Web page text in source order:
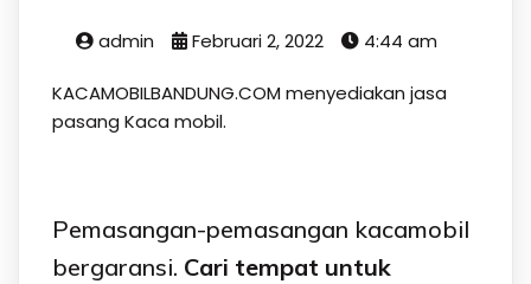
admin Februari 2, 2022 4:44 am
KACAMOBILBANDUNG.COM menyediakan jasa
pasang Kaca mobil.
Pemasangan-pemasangan kacamobil
bergaransi. Cari tempat untuk